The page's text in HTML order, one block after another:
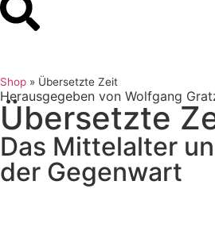
Shop » Übersetzte Zeit
Herausgegeben von Wolfgang
Übersetzte
Das Mittelalter
der Gegenwart